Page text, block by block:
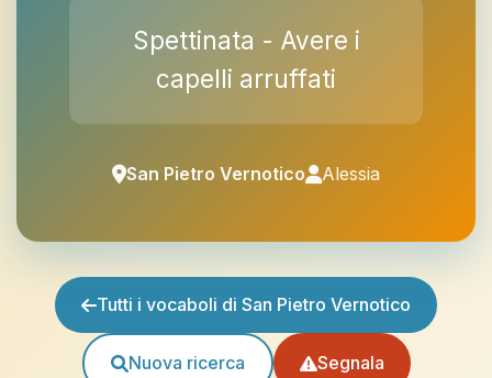
Spettinata - Avere i
capelli arruffati
San Pietro Vernotico Alessia
Tutti i vocaboli di San Pietro Vernotico
Nuova ricerca Segnala